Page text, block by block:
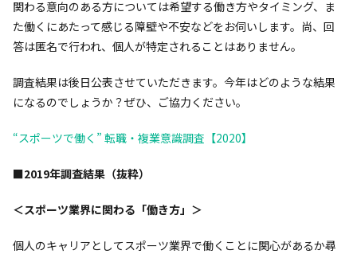
関わる意向のある方については希望する働き方やタイミング、ま
た働くにあたって感じる障壁や不安などをお伺いします。尚、回
答は匿名で行われ、個人が特定されることはありません。
調査結果は後日公表させていただきます。今年はどのような結果
になるのでしょうか？ぜひ、ご協力ください。
“スポーツで働く” 転職・複業意識調査【2020】
■2019年調査結果（抜粋）
＜スポーツ業界に関わる「働き方」＞
個人のキャリアとしてスポーツ業界で働くことに関心があるか尋